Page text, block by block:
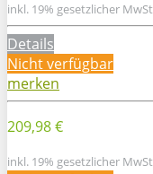
inkl. 19% gesetzlicher
Details
Nicht verfügbar
merken
209,98 €
inkl. 19% gesetzlicher